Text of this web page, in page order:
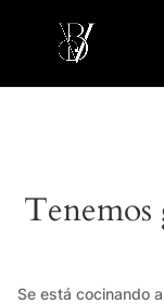
Tenemos
Se está cocinando